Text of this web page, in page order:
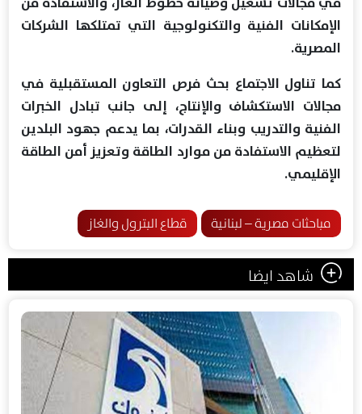
الإمكانات الفنية والتكنولوجية التي تمتلكها الشركات
المصرية.
كما تناول الاجتماع بحث فرص التعاون المستقبلية في
مجالات الاستكشاف والإنتاج، إلى جانب تبادل الخبرات
الفنية والتدريب وبناء القدرات، بما يدعم جهود البلدين
لتعظيم الاستفادة من موارد الطاقة وتعزيز أمن الطاقة
الإقليمي.
مباحثات مصرية – لبنانية قطاع البترول والغاز
شاهد ايضا